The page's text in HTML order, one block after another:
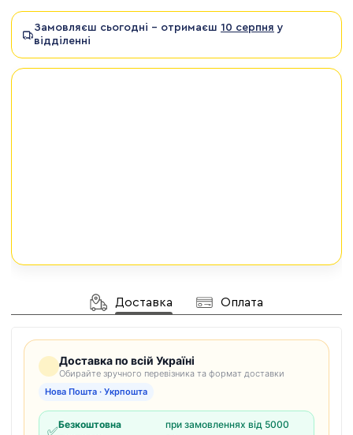
Замовляєш сьогодні - отримаєш 10 серпня у
відділенні
Доставка Оплата
Доставка по всій Україні
Обирайте зручного перевізника та формат доставки
Нова Пошта · Укрпошта
✅Безкоштовна
при замовленнях від 5000